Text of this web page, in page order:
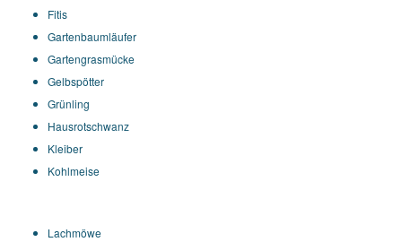
Fitis
Gartenbaumläufer
Gartengrasmücke
Gelbspötter
Grünling
Hausrotschwanz
Kleiber
Kohlmeise
Lachmöwe